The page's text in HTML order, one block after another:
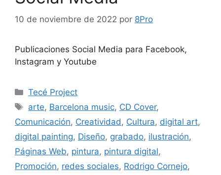
10 de noviembre de 2022 por 8Pro
Publicaciones Social Media para Facebook,
Instagram y Youtube
Tecé Project
arte, Barcelona music, CD Cover,
Comunicación, Creatividad , Cultura, digital art,
digital painting, Diseño, grabado, ilustración,
Páginas Web, pintura, pintura digital,
Promoción, redes sociales, Rodrigo Cornejo,